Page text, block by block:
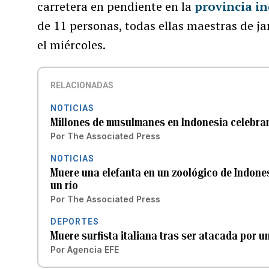
carretera en pendiente en laprovincia
de 11 personas, todas ellas maestras de
el miércoles.
RELACIONADAS
NOTICIAS
Millones de musulmanes en Indonesia
Por The Associated Press
NOTICIAS
Muere una elefanta en un zoológico de
un río
Por The Associated Press
DEPORTES
Muere surfista italiana tras ser atacada por
Por Agencia EFE